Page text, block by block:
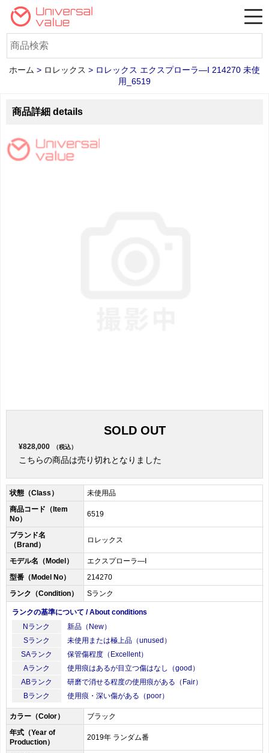
ホーム > ロレックス > ロレックス エクスプローラ―I 214270 未使
用_6519
商品詳細 details
SOLD OUT
¥828,000 （税込）
こちらの商品は売り切れとなりました
状態（Class）
未使用品
商品コード（Item
No）
6519
ブランド名
（Brand）
ロレックス
モデル名（Model）
エクスプローラ―I
型番（Model No）
214270
ランク（Condition）
Sランク
ランクの基準について / About conditions
Nランク
新品（New）
Sランク
未使用または極上品（unused）
SAランク
保管傷程度（Excellent）
Aランク
使用痕はあるが目立つ傷はなし（good）
ABランク
研磨で消せる程度の使用痕がある（Fair）
Bランク
使用痕・深い傷がある（poor）
カラー（Color）
ブラック
年式（Year of
Production）
2019年 ランダム番